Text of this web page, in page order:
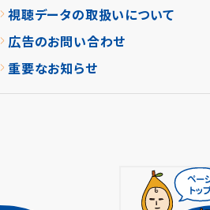
視聴データの取扱いについて
広告のお問い合わせ
重要なお知らせ